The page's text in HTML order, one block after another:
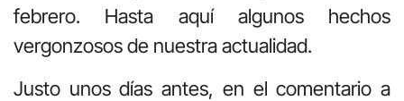
febrero. Hasta aquí algunos hechos
vergonzosos de nuestra actualidad.
Justo unos días antes, en el comentario a